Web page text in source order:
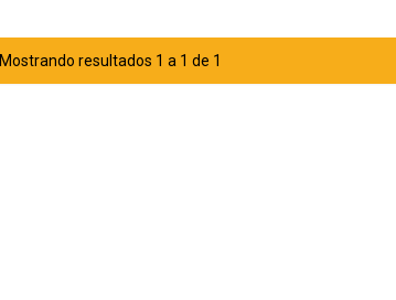
Mostrando resultados 1 a 1 de 1